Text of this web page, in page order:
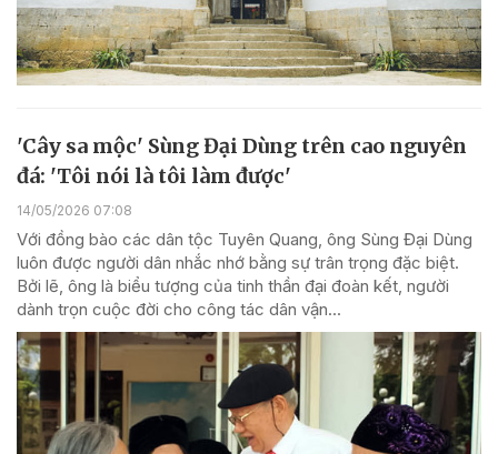
'Cây sa mộc' Sùng Đại Dùng trên cao nguyên
đá: 'Tôi nói là tôi làm được'
14/05/2026 07:08
Với đồng bào các dân tộc Tuyên Quang, ông Sùng Đại Dùng
luôn được người dân nhắc nhớ bằng sự trân trọng đặc biệt.
Bởi lẽ, ông là biểu tượng của tinh thần đại đoàn kết, người
dành trọn cuộc đời cho công tác dân vận...